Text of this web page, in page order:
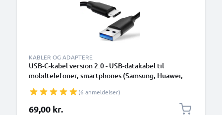
KABLER OG ADAPTERE
USB-C-kabel version 2.0 - USB-datakabel til
mobiltelefoner, smartphones (Samsung, Huawei,
Sony, GoPro) og mange flere - 1,0m 3A-
opladerkabel med USB Type C-stik
(6 anmeldelser)
69,00 kr.